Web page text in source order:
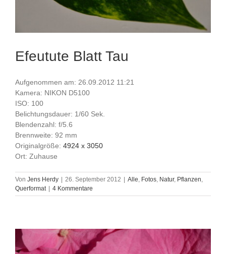
Efeutute Blatt Tau
Aufgenommen am: 26.09.2012 11:21
Kamera: NIKON D5100
ISO: 100
Belichtungsdauer: 1/60 Sek.
Blendenzahl: f/5.6
Brennweite: 92 mm
Originalgröße: 4924 x 3050
Ort: Zuhause
Von Jens Herdy | 26. September 2012 | Alle Fotos Natur, Pflanzen
Querformat | 4 Kommentare